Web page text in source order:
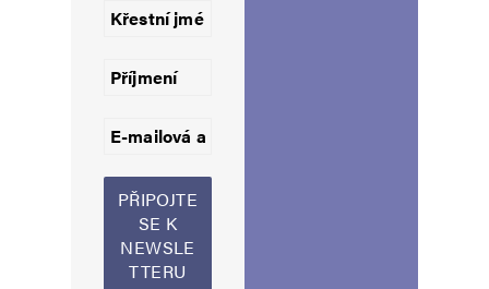
Uložit do prohlížeče jméno, e-mail a webovou stránku pro budoucí
Informujte mě o nových komentářích e-mailem.
Alternative: